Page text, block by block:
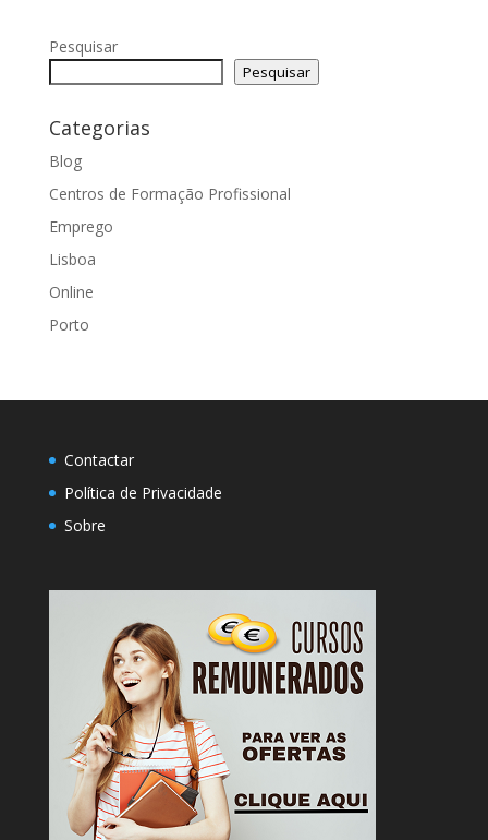
Pesquisar
Pesquisar
Categorias
Blog
Centros de Formação Profissional
Emprego
Lisboa
Online
Porto
Contactar
Política de Privacidade
Sobre